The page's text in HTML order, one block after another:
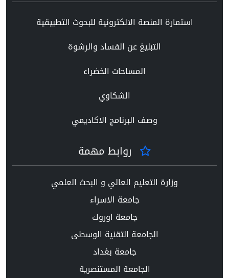
استمارة المنصة الالكترونية للبحوث التطبيقية
التبليغ عن الفساد والرشوة
المساحات الخضراء
الشكاوي
وصف البرنامج الاكاديمي
روابط مهمة
وزارة التعليم العالي و البحث العلمي
جامعة الاسراء
جامعة اوروك
الجامعة التقنية الوسطى
جامعة بغداد
الجامعة المستنصرية